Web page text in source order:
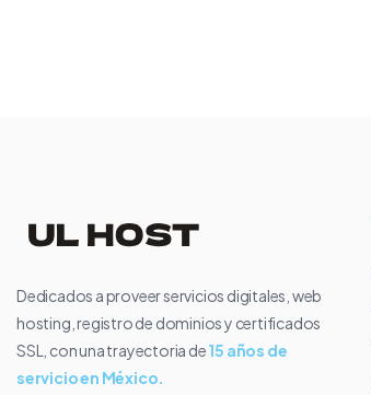
Dedicados a proveer servicios digitales, web
hosting, registro de dominios y certificados
SSL, con una trayectoria de15 años de
servicio en México.